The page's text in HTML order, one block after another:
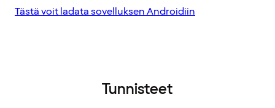
Tästä voit ladata sovelluksen Androidiin
Tunnisteet